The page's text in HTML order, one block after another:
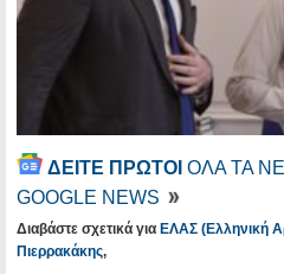
ΔΕΙΤΕ ΠΡΩΤΟΙ ΟΛΑ ΤΑ
GOOGLE NEWS
Διαβάστε σχετικά για ΕΛΑΣ (Ελληνική
Πιερρακάκης,